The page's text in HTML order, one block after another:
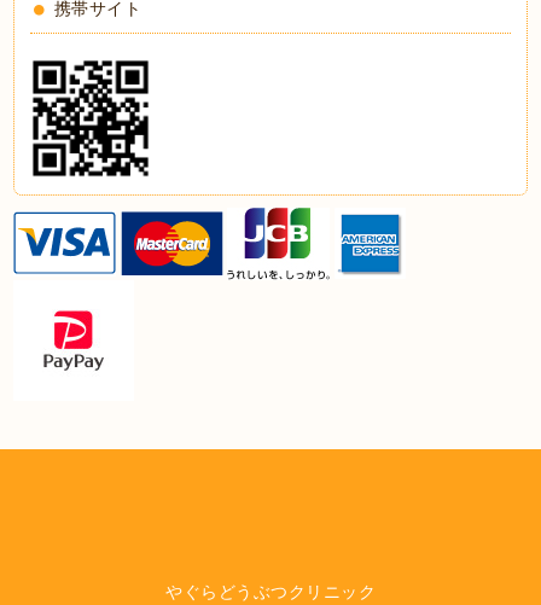
携帯サイト
やぐらどうぶつクリニック